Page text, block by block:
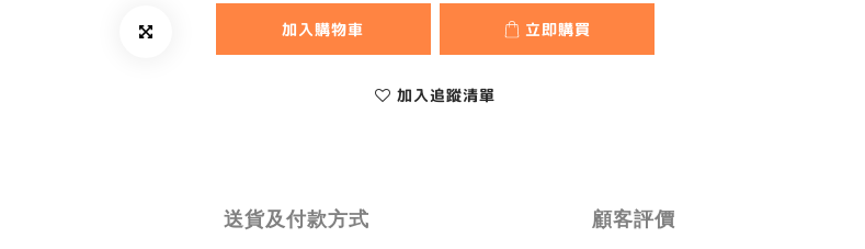
加入購物車 立即購買
加入追蹤清單
送貨及付款方式 顧客評價